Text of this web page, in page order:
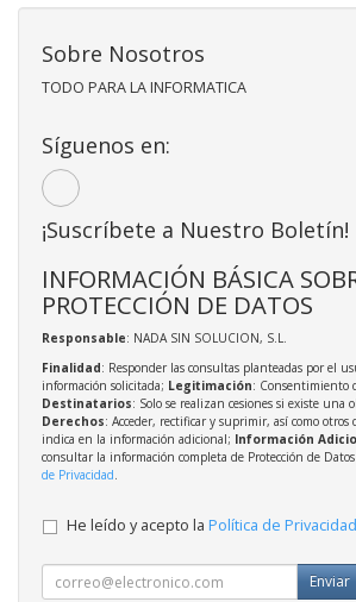
Sobre Nosotros
TODO PARA LA INFORMATICA
Síguenos en:
¡Suscríbete a Nuestro Boletín!
INFORMACIÓN BÁSICA
PROTECCIÓN DE DATOS
Responsable: NADA SIN SOLUCION, S.L.
Finalidad: Responder las consultas planteadas por el
información solicitada; Legitimación: Consentimiento
Destinatarios: Solo se realizan cesiones si existe una
Derechos: Acceder, rectificar y suprimir, así como otros
indica en la información adicional; Información
consultar la información completa de Protección de
de Privacidad.
He leído y acepto la Política de Privacidad
Enviar